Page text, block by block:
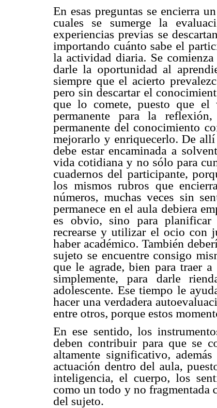
En esas preguntas se encierra
cuales se sumerge la
experiencias previas se
importando cuánto sabe el
la actividad diaria. Se
darle la oportunidad al
siempre que el acierto
pero sin descartar el
que lo comete, puesto que el
permanente para la
permanente del conocimiento
mejorarlo y enriquecerlo. De
debe estar encaminada a
vida cotidiana y no sólo para
cuadernos del participante,
los mismos rubros que
números, muchas veces sin
permanece en el aula debiera
es obvio, sino para planificar
recrearse y utilizar el ocio con
haber académico. También
sujeto se encuentre consigo
que le agrade, bien para traer
simplemente, para darle
adolescente. Ese tiempo le
hacer una verdadera
entre otros, porque estos
En ese sentido, los
deben contribuir para que se
altamente significativo,
actuación dentro del aula,
inteligencia, el cuerpo, los
como un todo y no fragmentada
del sujeto.